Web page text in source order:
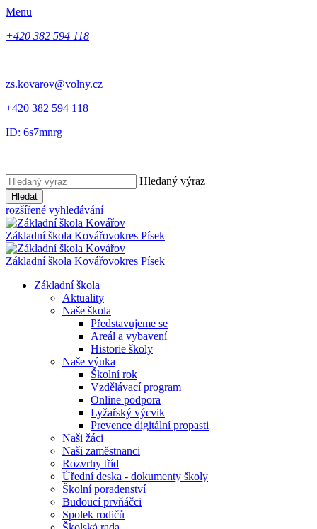
Menu
+420 382 594 118
zs.kovarov@volny.cz
+420 382 594 118
ID: 6s7mnrg
Hledaný výraz
Hledat
rozšířené vyhledávání
Základní škola Kovářovokres Písek
Základní škola Kovářovokres Písek
Základní škola
Aktuality
Naše škola
Představujeme se
Areál a vybavení
Historie školy
Naše výuka
Školní rok
Vzdělávací program
Online podpora
Lyžařský výcvik
Prevence digitální propasti
Naši žáci
Naši zaměstnanci
Rozvrhy tříd
Úřední deska - dokumenty školy
Školní poradenství
Budoucí prvňáčci
Spolek rodičů